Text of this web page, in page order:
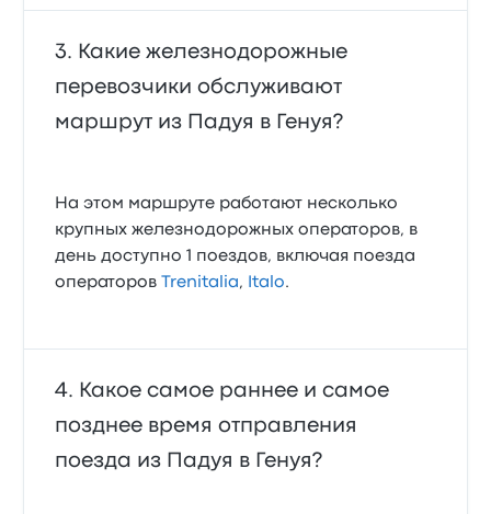
Какие железнодорожные
перевозчики обслуживают
маршрут из Падуя в Генуя?
На этом маршруте работают несколько
крупных железнодорожных операторов, в
день доступно 1 поездов, включая поезда
операторов
Trenitalia, Italo.
Какое самое раннее и самое
позднее время отправления
поезда из Падуя в Генуя?